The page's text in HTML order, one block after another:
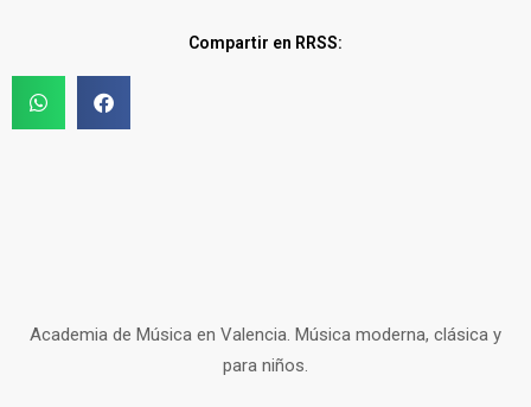
Compartir en RRSS:
Academia de Música en Valencia. Música moderna, clásica y
para niños.